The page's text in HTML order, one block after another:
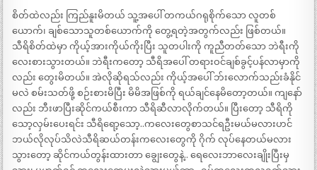
စိတ်ထဲလည်း ကြည်နူးမိတယ် သူ့အပေါ် တကယ်ဂရုစိုက်သော လူတစ်
ယောက်၊ ချစ်သောသူတစ်ယောက်ကို တွေ့ရတဲ့အတွက်လည်း ဖြစ်တယ်။
သီရိစိတ်ထဲမှာ ကိုယ့်အားကိုယ်ကိုးပြီး သူတပါးကို ကူညီတတ်သော ဘဲရီးကို
လေးစားသွားတယ်။ ဘဲရီးကတော့ သီရိအပေါ် တရားဝင်ချစ်ခွင့်ပန်လာမှာကို
လည်း တွေးမိတယ်။ အဲလိုဆိုရသ်လည်း ကိုယ့်အပေါ် ဘ်းလောက်သည်းခံနိုင်
မလဲ စမ်းသတ်ဖို့ စဉ်းစားမိပြီး မိမိအဖြစ်ကို ရယ်ချင်နေမိတော့တယ်။ ကျနော်
လည်း ဘီးဖာပြီးဆိုင်ကယ်စီးကာ သီရိဆီလာလိုက်တယ်။ ပြီးတော့ သီရိကို
သော့လှမ်းပေးရင်း သီရိရော့သော့..ကလေးတွေစာသင်ရဦးမယ်မလားဟင်
ဘယ်လိုလုပ်သိလဲသီရိဆယ်တန်းကလေးတွေကို ဂိုက် လုပ်နေတယ်မလား
သွားတော့ ဆိုင်ကယ်တွန်းထားတာ ချွေးတွေနဲ့.. ရေလေးဘာလေးချိုးပြီးမှ